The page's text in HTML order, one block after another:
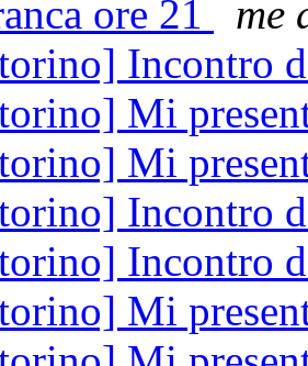
ore 21
me
Incontro
Mi
Mi
Incontro
Incontro
Mi